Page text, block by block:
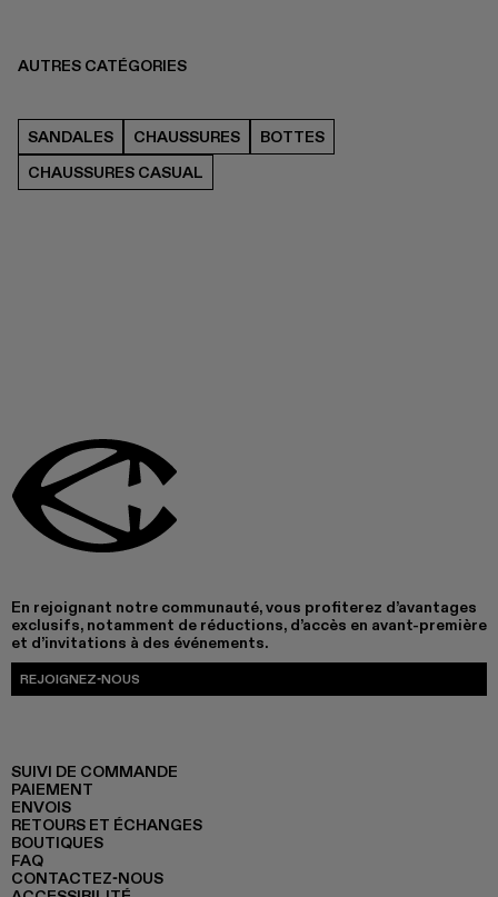
AUTRES CATÉGORIES
SANDALES CHAUSSURES
BOTTES
CHAUSSURES CASUAL
En rejoignant notre communauté, vous profiterez d’avantages
exclusifs, notamment de réductions, d’accès en avant-première
et d’invitations à des événements.
REJOIGNEZ-NOUS
SUIVI DE COMMANDE
PAIEMENT
ENVOIS
RETOURS ET ÉCHANGES
BOUTIQUES
FAQ
CONTACTEZ-NOUS